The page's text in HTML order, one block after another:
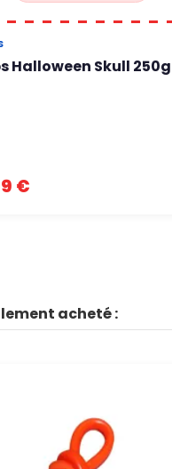
Halloween Skull 250g
€
acheté :